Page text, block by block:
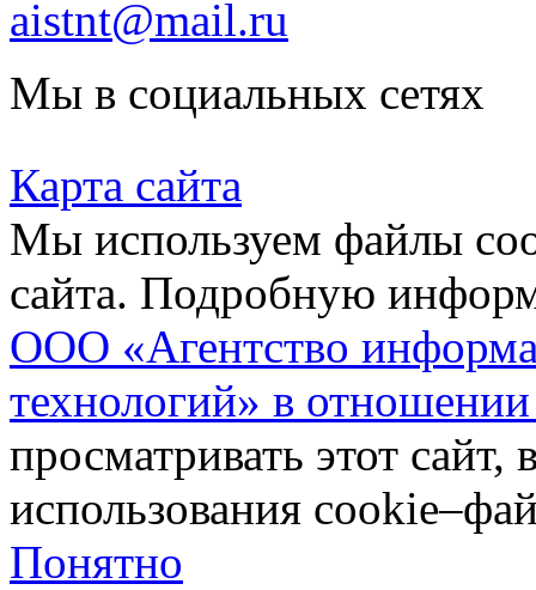
aistnt@mail.ru
Мы в социальных сетях
Карта сайта
Мы используем файлы
сайта. Подробную
ООО «Агентство
технологий» в
просматривать этот
использования
Понятно